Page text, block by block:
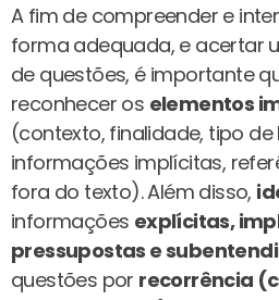
A fim de compreender e
forma adequada, e acertar
de questões, é importante
reconhecer os elementos
(contexto, finalidade, tipo de
informações implícitas,
fora do texto). Além disso,
informações explícitas,
pressupostas e
questões por recorrência